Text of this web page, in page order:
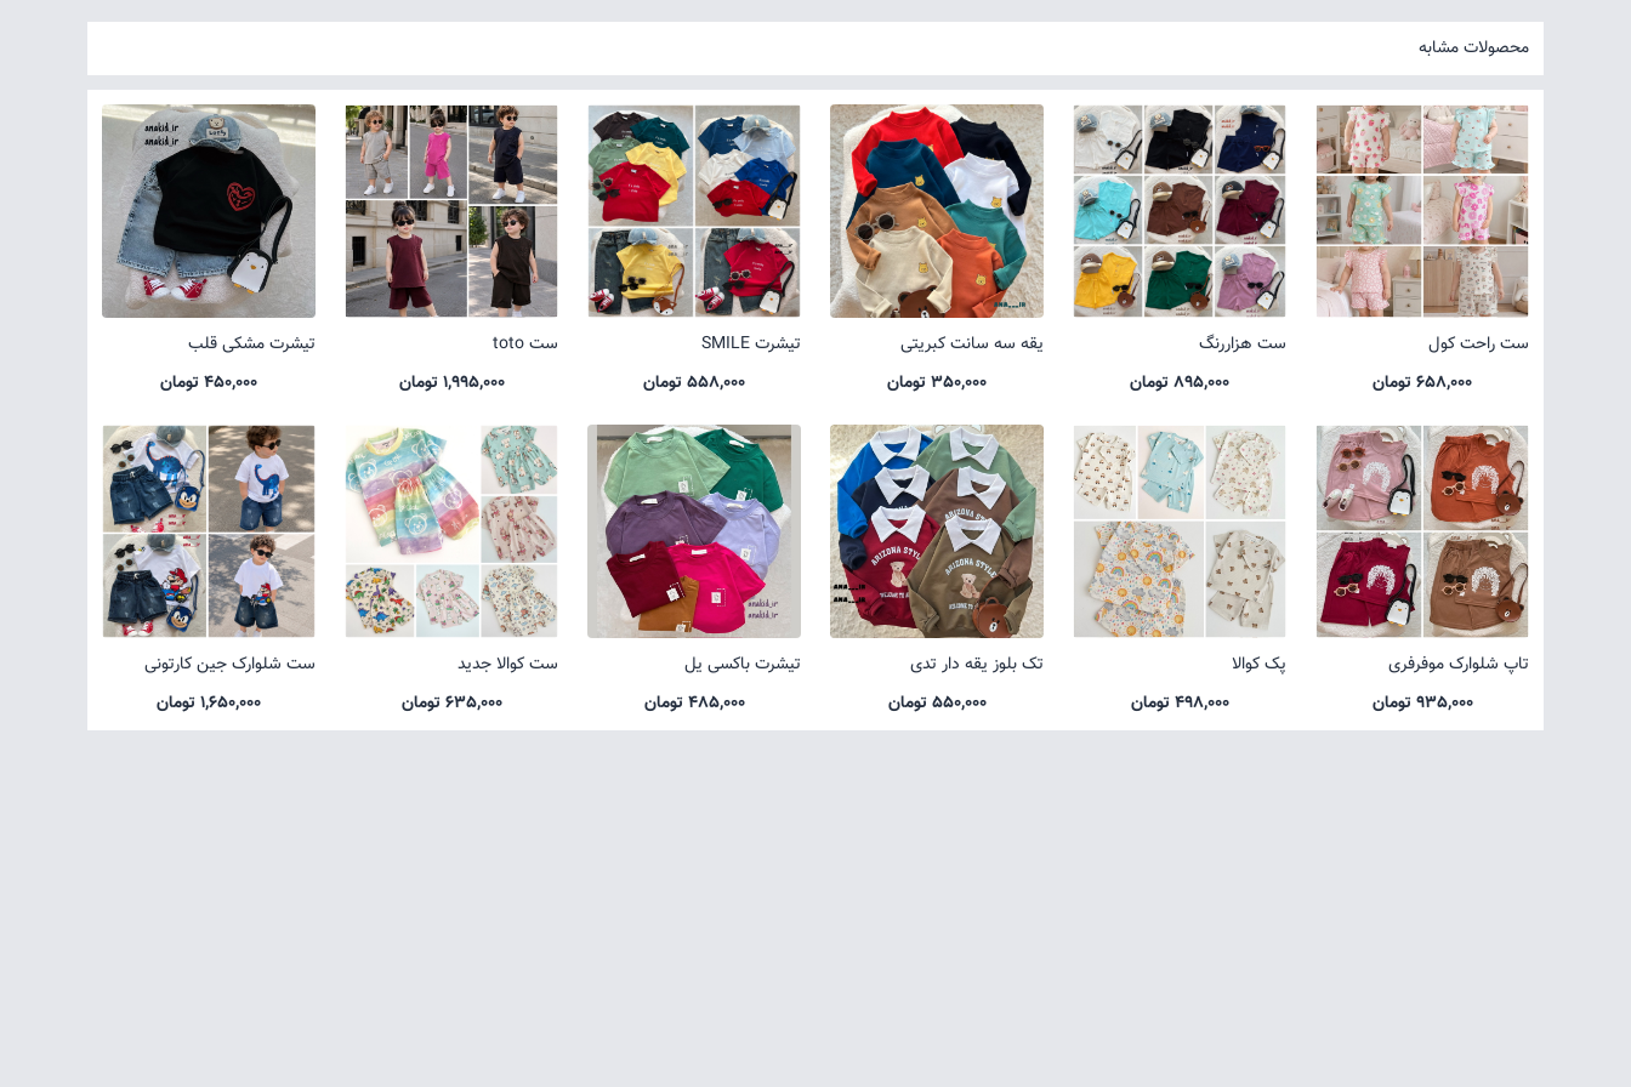
محصولات مشابه
ست راحت کول
658,000 تومان
ست هزاررنگ
895,000 تومان
یقه سه سانت کبریتی
350,000 تومان
تیشرت SMILE
558,000 تومان
ست toto
1,995,000 تومان
تیشرت مشکی قلب
450,000 تومان
تاپ شلوارک موفرفری
935,000 تومان
پک کوالا
498,000 تومان
تک بلوز یقه دار تدی
550,000 تومان
تیشرت باکسی یل
485,000 تومان
ست کوالا جدید
635,000 تومان
ست شلوارک جین کارتونی
1,650,000 تومان